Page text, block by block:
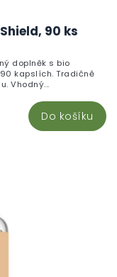
90 ks
Do košíku
doplněk s bio
kapslích. Tradičně
Vhodný...